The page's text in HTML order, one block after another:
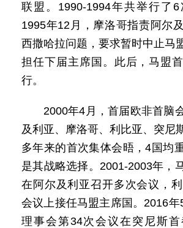
联盟。1990-1994年共举行了6
1995年12月，摩洛哥指责阿尔
西撒哈拉问题，要求暂时中止马
担任下届主席国。此后，马盟
行。
2000年4月，首届欧非首脑
及利亚、摩洛哥、利比亚、突尼
多年来的首次集体会晤，4国均
是其战略选择。2001-2003年，
在阿尔及利亚召开多次会议，
会议上接任马盟主席国。2016
理事会第34次会议在突尼斯